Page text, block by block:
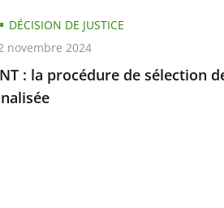
: la procédure de sélection
DÉCISION DE JUSTICE
novembre 2024